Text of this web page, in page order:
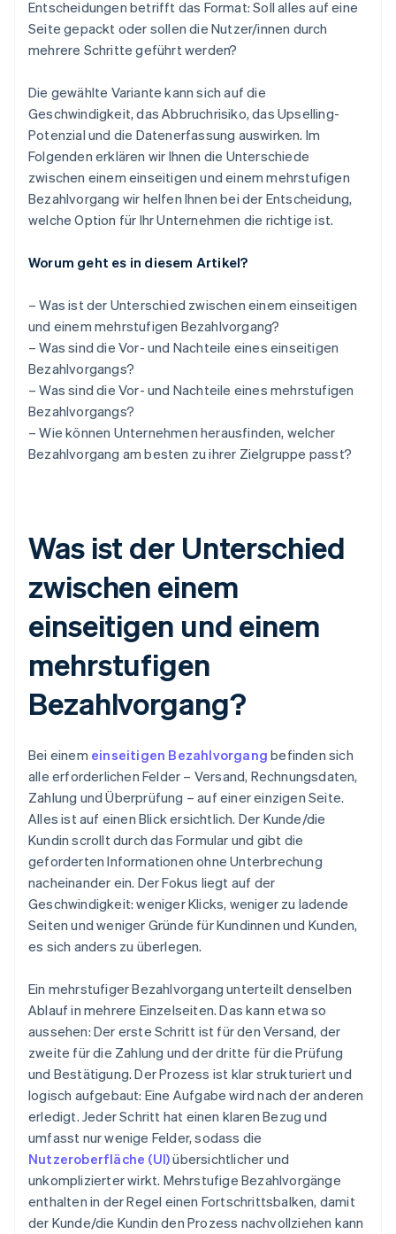
Wettbewerbsbeobachtung
Entscheidungen betrifft das Format: Soll alles auf eine
Seite gepackt oder sollen die Nutzer/innen durch
mehrere Schritte geführt werden?
Die gewählte Variante kann sich auf die
Geschwindigkeit, das Abbruchrisiko, das Upselling-
Potenzial und die Datenerfassung auswirken. Im
Folgenden erklären wir Ihnen die Unterschiede
zwischen einem einseitigen und einem mehrstufigen
Bezahlvorgang wir helfen Ihnen bei der Entscheidung,
welche Option für Ihr Unternehmen die richtige ist.
Worum geht es in diesem Artikel?
– Was ist der Unterschied zwischen einem einseitigen
und einem mehrstufigen Bezahlvorgang?
– Was sind die Vor- und Nachteile eines einseitigen
Bezahlvorgangs?
– Was sind die Vor- und Nachteile eines mehrstufigen
Bezahlvorgangs?
– Wie können Unternehmen herausfinden, welcher
Bezahlvorgang am besten zu ihrer Zielgruppe passt?
Was ist der Unterschied
zwischen einem
einseitigen und einem
mehrstufigen
Bezahlvorgang?
Bei einem einseitigen Bezahlvorgang befinden sich
alle erforderlichen Felder – Versand, Rechnungsdaten,
Zahlung und Überprüfung – auf einer einzigen Seite.
Alles ist auf einen Blick ersichtlich. Der Kunde/die
Kundin scrollt durch das Formular und gibt die
geforderten Informationen ohne Unterbrechung
nacheinander ein. Der Fokus liegt auf der
Geschwindigkeit: weniger Klicks, weniger zu ladende
Seiten und weniger Gründe für Kundinnen und Kunden,
es sich anders zu überlegen.
Ein mehrstufiger Bezahlvorgang unterteilt denselben
Ablauf in mehrere Einzelseiten. Das kann etwa so
aussehen: Der erste Schritt ist für den Versand, der
zweite für die Zahlung und der dritte für die Prüfung
und Bestätigung. Der Prozess ist klar strukturiert und
logisch aufgebaut: Eine Aufgabe wird nach der anderen
erledigt. Jeder Schritt hat einen klaren Bezug und
umfasst nur wenige Felder, sodass die
Nutzeroberfläche (UI)übersichtlicher und
unkomplizierter wirkt. Mehrstufige Bezahlvorgänge
enthalten in der Regel einen Fortschrittsbalken, damit
der Kunde/die Kundin den Prozess nachvollziehen kann